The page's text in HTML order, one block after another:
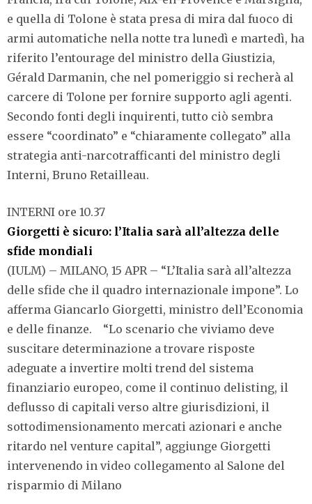
e quella di Tolone è stata presa di mira dal fuoco di
armi automatiche nella notte tra lunedì e martedì, ha
riferito l’entourage del ministro della Giustizia,
Gérald Darmanin, che nel pomeriggio si recherà al
carcere di Tolone per fornire supporto agli agenti.
Secondo fonti degli inquirenti, tutto ciò sembra
essere “coordinato” e “chiaramente collegato” alla
strategia anti-narcotrafficanti del ministro degli
Interni, Bruno Retailleau.
INTERNI ore 10.37
Giorgetti è sicuro: l’Italia sarà all’altezza delle
sfide mondiali
(IULM) – MILANO, 15 APR – “L’Italia sarà all’altezza
delle sfide che il quadro internazionale impone”. Lo
afferma Giancarlo Giorgetti, ministro dell’Economia
e delle finanze. “Lo scenario che viviamo deve
suscitare determinazione a trovare risposte
adeguate a invertire molti trend del sistema
finanziario europeo, come il continuo delisting, il
deflusso di capitali verso altre giurisdizioni, il
sottodimensionamento mercati azionari e anche
ritardo nel venture capital”, aggiunge Giorgetti
intervenendo in video collegamento al Salone del
risparmio di Milano